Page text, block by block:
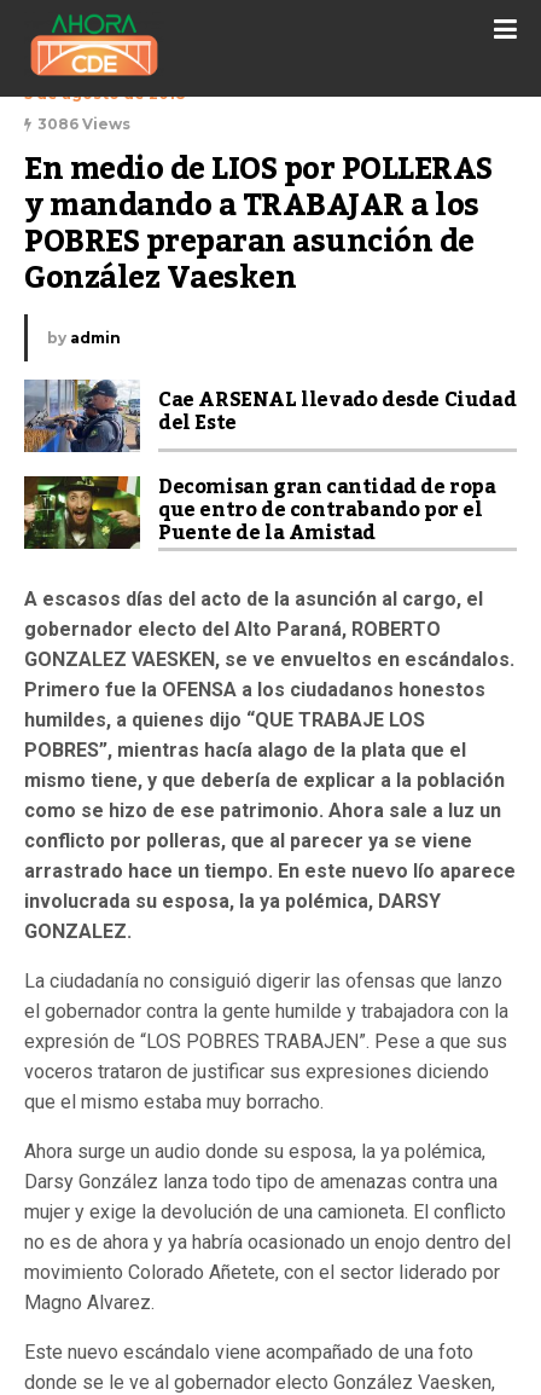
5 de agosto de 2018
3086 Views
En medio de LIOS por POLLERAS
y mandando a TRABAJAR a los
POBRES preparan asunción de
González Vaesken
by admin
Cae ARSENAL llevado desde Ciudad
del Este
Decomisan gran cantidad de ropa
que entro de contrabando por el
Puente de la Amistad
A escasos días del acto de la asunción al cargo, el
gobernador electo del Alto Paraná, ROBERTO
GONZALEZ VAESKEN, se ve envueltos en escándalos.
Primero fue la OFENSA a los ciudadanos honestos
humildes, a quienes dijo “QUE TRABAJE LOS
POBRES”, mientras hacía alago de la plata que el
mismo tiene, y que debería de explicar a la población
como se hizo de ese patrimonio. Ahora sale a luz un
conflicto por polleras, que al parecer ya se viene
arrastrado hace un tiempo. En este nuevo lío aparece
involucrada su esposa, la ya polémica, DARSY
GONZALEZ.
La ciudadanía no consiguió digerir las ofensas que lanzo
el gobernador contra la gente humilde y trabajadora con la
expresión de “LOS POBRES TRABAJEN”. Pese a que sus
voceros trataron de justificar sus expresiones diciendo
que el mismo estaba muy borracho.
Ahora surge un audio donde su esposa, la ya polémica,
Darsy González lanza todo tipo de amenazas contra una
mujer y exige la devolución de una camioneta. El conflicto
no es de ahora y ya habría ocasionado un enojo dentro del
movimiento Colorado Añetete, con el sector liderado por
Magno Alvarez.
Este nuevo escándalo viene acompañado de una foto
donde se le ve al gobernador electo González Vaesken,